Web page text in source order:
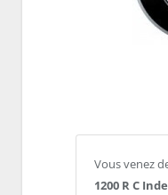
Vous venez
1200 R C